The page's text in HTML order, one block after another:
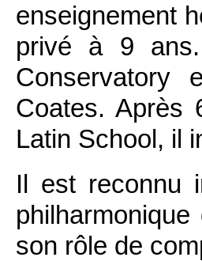
enseignement
privé à 9
Conservatory
Coates. Après
Latin School, il
Il est reconnu
son rôle de